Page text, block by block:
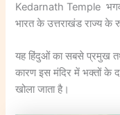
Kedarnath Temple
भारत के उत्तराखंड राज्य के
यह हिंदुओं का सबसे प्रमुख
कारण इस मंदिर में भक्तों के
खोला जाता है।